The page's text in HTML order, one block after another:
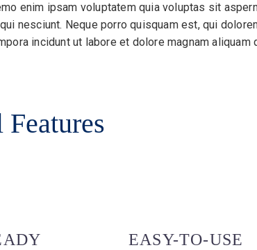
enim ipsam voluptatem quia voluptas sit
nesciunt. Neque porro quisquam est, qui
incidunt ut labore et dolore magnam aliquam
EASY-TO-USE